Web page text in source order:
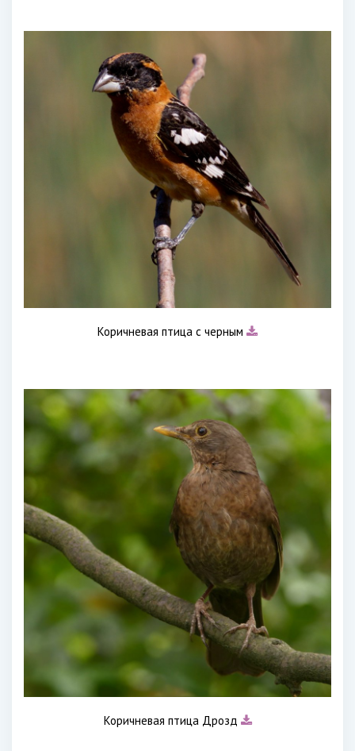
Коричневая птица с черным
Коричневая птица Дрозд